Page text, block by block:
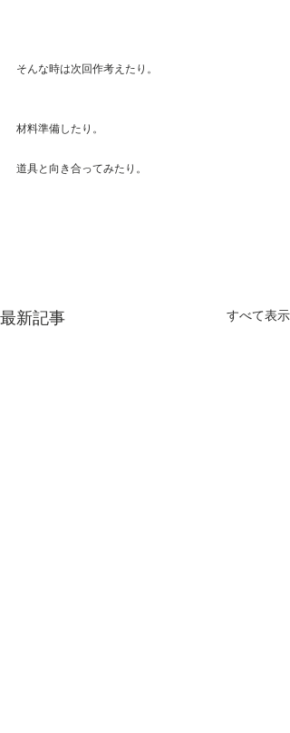
そんな時は次回作考えたり。
材料準備したり。
道具と向き合ってみたり。
最新記事 すべて表示